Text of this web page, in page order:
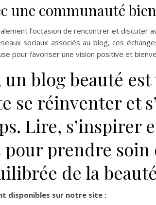
une communauté
l’occasion de rencontrer et discuter
sociaux associés au blog, ces
pour favoriser une vision positive et
un blog beauté
se réinventer et
Lire, s’inspirer
pour prendre
de la
disponibles sur notre site :